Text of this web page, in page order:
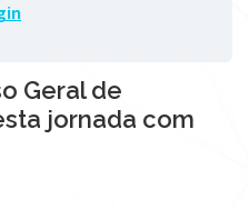
Geral de
jornada com